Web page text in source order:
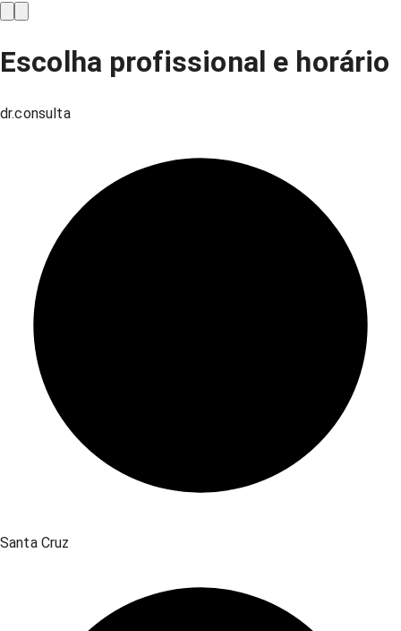
Escolha profissional e horário
dr.consulta
Santa Cruz